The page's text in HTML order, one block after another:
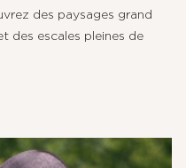
des paysages grand
des escales pleines de